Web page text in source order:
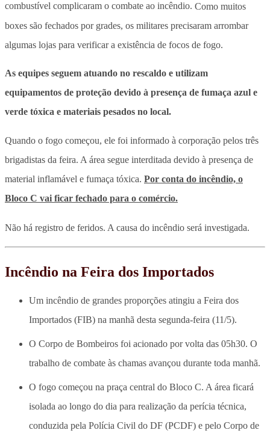
combustível complicaram o combate ao incêndio. Como muitos
boxes são fechados por grades, os militares precisaram arrombar
algumas lojas para verificar a existência de focos de fogo.
As equipes seguem atuando no rescaldo e utilizam
equipamentos de proteção devido à presença de fumaça azul e
verde tóxica e materiais pesados no local.
Quando o fogo começou, ele foi informado à corporação pelos três
brigadistas da feira. A área segue interditada devido à presença de
material inflamável e fumaça tóxica. Por conta do incêndio, o
Bloco C vai ficar fechado para o comércio.
Não há registro de feridos. A causa do incêndio será investigada.
Incêndio na Feira dos Importados
Um incêndio de grandes proporções atingiu a Feira dos
Importados (FIB) na manhã desta segunda-feira (11/5).
O Corpo de Bombeiros foi acionado por volta das 05h30. O
trabalho de combate às chamas avançou durante toda manhã.
O fogo começou na praça central do Bloco C. A área ficará
isolada ao longo do dia para realização da perícia técnica,
conduzida pela Polícia Civil do DF (PCDF) e pelo Corpo de